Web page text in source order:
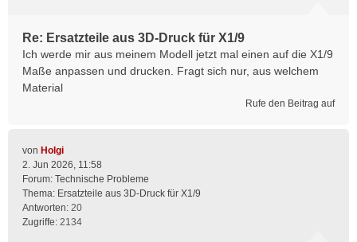
Re: Ersatzteile aus 3D-Druck für X1/9
Ich werde mir aus meinem Modell jetzt mal einen auf die X1/9
Maße anpassen und drucken. Fragt sich nur, aus welchem
Material
Rufe den Beitrag auf
von Holgi
2. Jun 2026, 11:58
Forum: Technische Probleme
Thema: Ersatzteile aus 3D-Druck für X1/9
Antworten: 20
Zugriffe: 2134